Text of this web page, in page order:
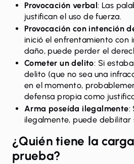
Provocación verbal: Las
justifican el uso de fuerza.
Provocación con intención
inició el enfrentamiento con
daño, puede perder el
Cometer un delito: Si
delito (que no sea una
en el momento,
defensa propia como
Arma poseída ilegalmente:
ilegalmente, puede debilitar
¿Quién tiene la
prueba?